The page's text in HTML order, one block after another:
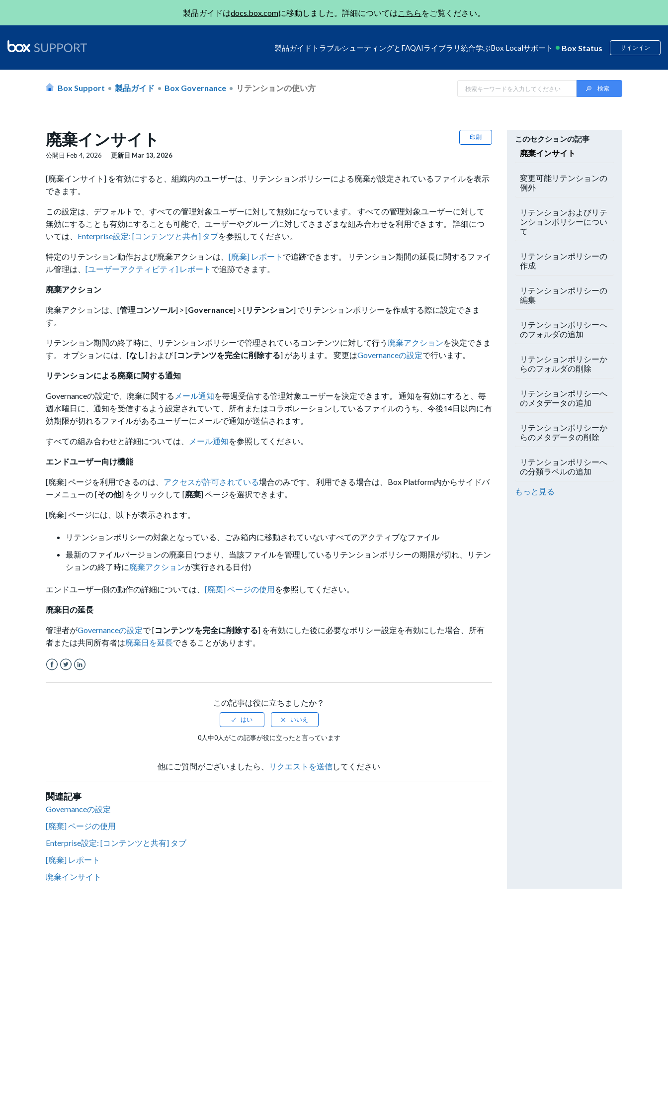
製品ガイドはdocs.box.comに移動しました。詳細についてはこちら をご覧ください。
製品ガイド トラブルシューティングとFAQAIライブラリ 統合学ぶBox Localサポート Box Status サインイン
Box Support 製品ガイド Box Governance リテンションの使い方
印刷
廃棄インサイト
公開日 Feb 4, 2026 更新日 Mar 13, 2026
[廃棄インサイト] を有効にすると、組織内のユーザーは、リテンションポリシーによる廃棄が設定されているファイルを表示
できます。
この設定は、デフォルトで、すべての管理対象ユーザーに対して無効になっています。 すべての管理対象ユーザーに対して
無効にすることも有効にすることも可能で、ユーザーやグループに対してさまざまな組み合わせを利用できます。 詳細につ
いては、 Enterprise設定: [コンテンツと共有] タブを参照してください。
特定のリテンション動作および廃棄アクションは、 [廃棄] レポート で追跡できます。 リテンション期間の延長に関するファイ
ル管理は、 [ユーザーアクティビティ] レポート で追跡できます。
廃棄アクション
廃棄アクションは、[管理コンソール] > [Governance] > [ リテンション] でリテンションポリシーを作成する際に設定できま
す。
リテンション期間の終了時に、リテンションポリシーで管理されているコンテンツに対して行う 廃棄アクションを決定できま
す。 オプションには、[なし] および [コンテンツを完全に削除する] があります。 変更はGovernanceの設定で行います。
リテンションによる廃棄に関する通知
Governanceの設定で、廃棄に関する メール通知を毎週受信する管理対象ユーザーを決定できます。 通知を有効にすると、毎
週水曜日に、通知を受信するよう設定されていて、所有またはコラボレーションしているファイルのうち、今後14日以内に有
効期限が切れるファイルがあるユーザーにメールで通知が送信されます。
すべての組み合わせと詳細については、 メール通知を参照してください。
エンドユーザー向け機能
[廃棄] ページを利用できるのは、 アクセスが許可されている場合のみです。
利用できる場合は、Box Platform内からサイドバ
ーメニューの [その他] をクリックして [廃棄] ページを選択できます。
[廃棄] ページには、以下が表示されます。
リテンションポリシーの対象となっている、ごみ箱内に移動されていないすべてのアクティブなファイル
最新のファイルバージョンの廃棄日 (つまり、当該ファイルを管理しているリテンションポリシーの期限が切れ、リテン
ションの終了時に廃棄アクションが実行される日付)
エンドユーザー側の動作の詳細については、 [廃棄] ページの使用を参照してください。
廃棄日の延長
管理者がGovernanceの設定で [コンテンツを完全に削除する] を有効にした後に必要なポリシー設定を有効にした場合、所有
者または共同所有者は廃棄日を延長できることがあります。
この記事は役に立ちましたか？
0人中0人がこの記事が役に立ったと言っています
他にご質問がございましたら、 リクエストを送信してください
関連記事
Governanceの設定
[廃棄] ページの使用
Enterprise設定: [コンテンツと共有] タブ
[廃棄] レポート
廃棄インサイト
このセクションの記事
廃棄インサイト
変更可能リテンションの
例外
リテンションおよびリテ
ンションポリシーについ
て
リテンションポリシーの
作成
リテンションポリシーの
編集
リテンションポリシーへ
のフォルダの追加
リテンションポリシーか
らのフォルダの削除
リテンションポリシーへ
のメタデータの追加
リテンションポリシーか
らのメタデータの削除
リテンションポリシーへ
の分類ラベルの追加
もっと見る